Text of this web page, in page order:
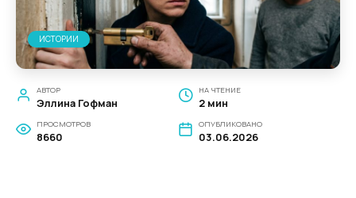
ИСТОРИИ
АВТОР
Эллина Гофман
НА ЧТЕНИЕ
2 мин
ПРОСМОТРОВ
8660
ОПУБЛИКОВАНО
03.06.2026